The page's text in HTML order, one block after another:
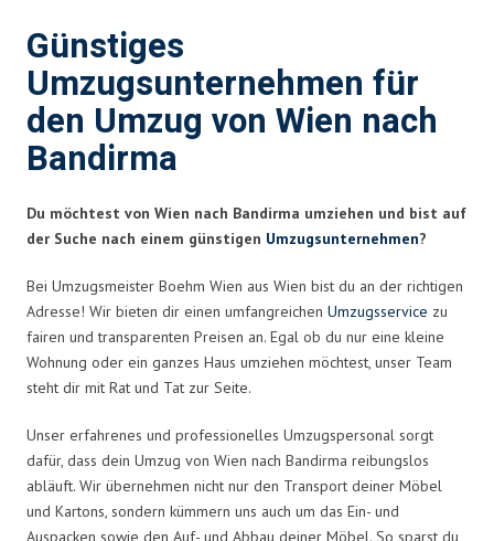
Günstiges
Umzugsunternehmen für
den Umzug von Wien nach
Bandirma
Du möchtest von Wien nach Bandirma umziehen und bist auf
der Suche nach einem günstigen Umzugsunternehmen?
Bei Umzugsmeister Boehm Wien aus Wien bist du an der richtigen
Adresse! Wir bieten dir einen umfangreichen Umzugsservice zu
fairen und transparenten Preisen an. Egal ob du nur eine kleine
Wohnung oder ein ganzes Haus umziehen möchtest, unser Team
steht dir mit Rat und Tat zur Seite.
Unser erfahrenes und professionelles Umzugspersonal sorgt
dafür, dass dein Umzug von Wien nach Bandirma reibungslos
abläuft. Wir übernehmen nicht nur den Transport deiner Möbel
und Kartons, sondern kümmern uns auch um das Ein- und
Auspacken sowie den Auf- und Abbau deiner Möbel. So sparst du